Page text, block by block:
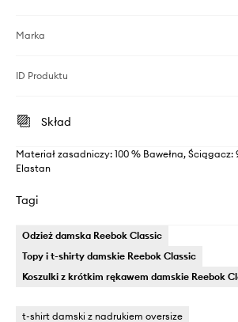
Marka
ID Produktu
Skład
Materiał zasadniczy: 100 % Bawełna, Ściągacz:
Elastan
Tagi
Odzież damska Reebok Classic
Topy i t-shirty damskie Reebok Classic
Koszulki z krótkim rękawem damskie Reebok
t-shirt damski z nadrukiem oversize